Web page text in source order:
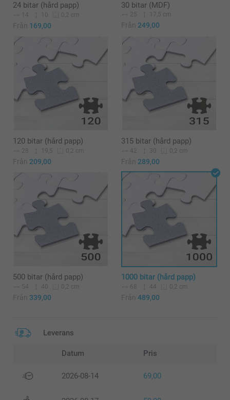
24 bitar (hård papp)
14 10 0,2 cm
Från 169,00
30 bitar (MDF)
25 17,5 cm
Från 249,00
120 bitar (hård papp)
28 19,5 0,2 cm
Från 209,00
315 bitar (hård papp)
42 30 0,2 cm
Från 289,00
500 bitar (hård papp)
54 40 0,2 cm
Från 339,00
1000 bitar (hård papp)
68 44 0,2 cm
Från 489,00
Leverans
Datum Pris
2026-08-14 69,00